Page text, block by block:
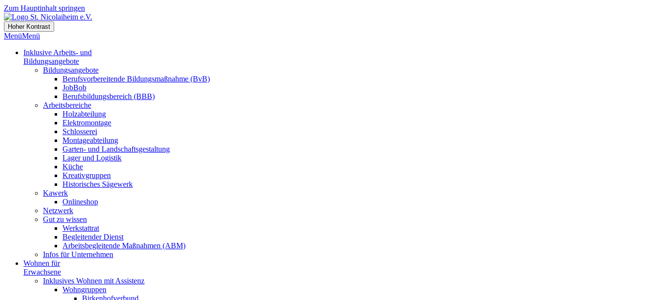
Zum Hauptinhalt springen
Hoher Kontrast
MenüMenü
Inklusive Arbeits- und
Bildungsangebote
Bildungsangebote
Berufsvorbereitende Bildungsmaßnahme (BvB)
JobBob
Berufsbildungsbereich (BBB)
Arbeitsbereiche
Holzabteilung
Elektromontage
Schlosserei
Montageabteilung
Garten- und Landschaftsgestaltung
Lager und Logistik
Küche
Kreativgruppen
Historisches Sägewerk
Kawerk
Onlineshop
Netzwerk
Gut zu wissen
Werkstattrat
Begleitender Dienst
Arbeitsbegleitende Maßnahmen (ABM)
Infos für Unternehmen
Wohnen für
Erwachsene
Inklusives Wohnen mit Assistenz
Wohngruppen
Birkenhofverbund